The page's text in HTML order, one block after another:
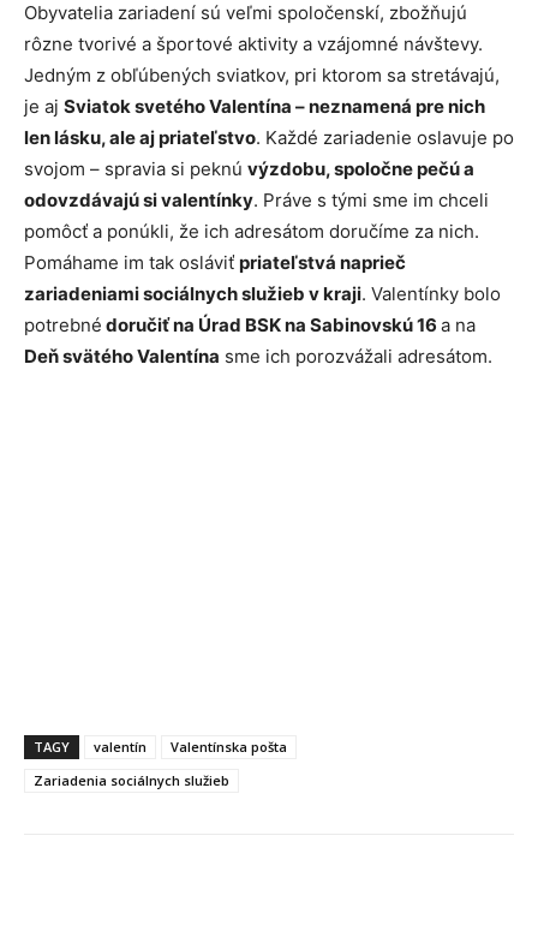
Obyvatelia zariadení sú veľmi spoločenskí, zbožňujú
rôzne tvorivé a športové aktivity a vzájomné návštevy.
Jedným z obľúbených sviatkov, pri ktorom sa stretávajú,
je aj Sviatok svetého Valentína – neznamená pre nich
len lásku, ale aj priateľstvo. Každé zariadenie oslavuje po
svojom – spravia si peknú výzdobu, spoločne pečú a
odovzdávajú si valentínky. Práve s tými sme im chceli
pomôcť a ponúkli, že ich adresátom doručíme za nich.
Pomáhame im tak osláviť priateľstvá naprieč
zariadeniami sociálnych služieb v kraji. Valentínky bolo
potrebné doručiť na Úrad BSK na Sabinovskú 16 a na
Deň svätého Valentína sme ich porozvážali adresátom.
TAGY valentín
Valentínska pošta
Zariadenia sociálnych služieb